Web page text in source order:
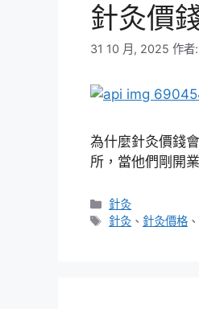
針灸價
31 10 月, 2025 作者:
為什麼針灸價錢
所，當他們剛開
分
類
針灸
標
針灸 、 針灸價格 、